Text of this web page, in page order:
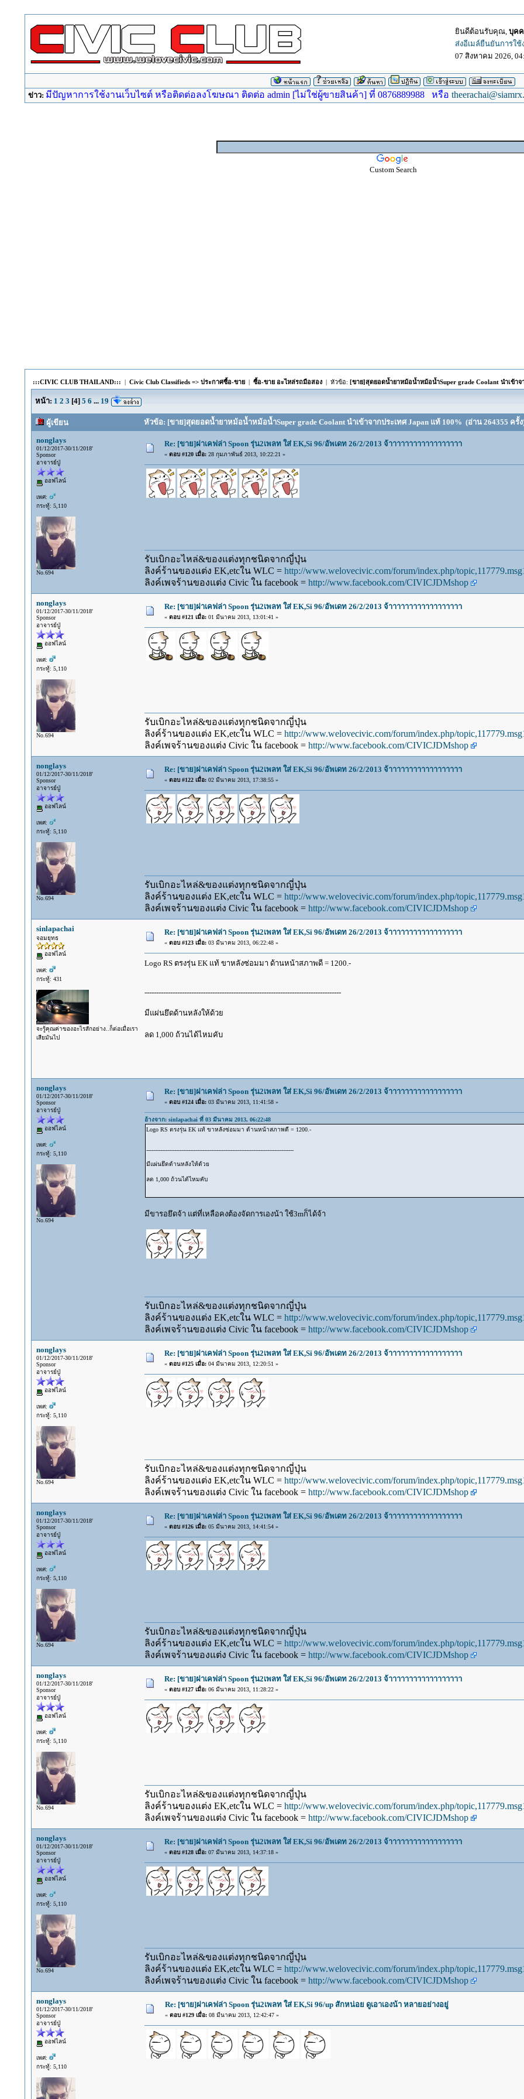
ยินดีต้อนรับคุณ, บุค
ส่งอีเมล์ยืนยันการใช้
07 สิงหาคม 2026,
ข่าว: มีปัญหาการใช้งานเว็บไซต์ หรือติดต่อลงโฆษณา ติดต่อ admin [ไม่ใช่ผู้ขายสินค้า] ที่ 0876889988 หรือ
Custom Search
:::CIVIC CLUB THAILAND::: | Civic Club Classifieds => ประกาศซื้อ-ขาย| ซื้อ-ขาย อะไหล่รถมือสอง| หัวข้อ: [ขาย]สุดยอดน้ำยาหม้อน้ำหม้อน้ำSuper grade Coolant นำเข้าจ
หน้า: 1 2 3 [4] 5 6 ... 19
ผู้เขียน หัวข้อ: [ขาย]สุดยอดน้ำยาหม้อน้ำหม้อน้ำSuper grade Coolant นำเข้าจากประเทศ Japan แท้ 100% (อ่าน 264355 ครั้ง
nonglays
01/12/2017-30/11/2018'
Sponsor
อาจารย์ปู่
ออฟไลน์
เพศ:
กระทู้: 5,110
No.694
Re: [ขาย]ฝาเคฟล่า Spoon รุ่น2เพลท ใส่ EK,Si 96/อัพเดท 26/2/2013 จ้าาาาาาาาาาาาาาาาาา
« ตอบ #120 เมื่อ:28 กุมภาพันธ์ 2013, 10:22:21 »
รับเบิกอะไหล่&ของแต่งทุกชนิดจากญี่ปุ่น
ลิงค์ร้านของแต่ง EK,etcใน WLC = http://www.welovecivic.com/forum/index.php/
ลิงค์เพจร้านของแต่ง Civic ใน facebook = http://www.facebook.com/CIVICJDMshop
nonglays
01/12/2017-30/11/2018'
Sponsor
อาจารย์ปู่
ออฟไลน์
เพศ:
กระทู้: 5,110
No.694
Re: [ขาย]ฝาเคฟล่า Spoon รุ่น2เพลท ใส่ EK,Si 96/อัพเดท 26/2/2013 จ้าาาาาาาาาาาาาาาาาา
« ตอบ #121 เมื่อ:01 มีนาคม 2013, 13:01:41 »
รับเบิกอะไหล่&ของแต่งทุกชนิดจากญี่ปุ่น
ลิงค์ร้านของแต่ง EK,etcใน WLC = http://www.welovecivic.com/forum/index.php/
ลิงค์เพจร้านของแต่ง Civic ใน facebook = http://www.facebook.com/CIVICJDMshop
nonglays
01/12/2017-30/11/2018'
Sponsor
อาจารย์ปู่
ออฟไลน์
เพศ:
กระทู้: 5,110
No.694
Re: [ขาย]ฝาเคฟล่า Spoon รุ่น2เพลท ใส่ EK,Si 96/อัพเดท 26/2/2013 จ้าาาาาาาาาาาาาาาาาา
« ตอบ #122 เมื่อ:02 มีนาคม 2013, 17:38:55 »
รับเบิกอะไหล่&ของแต่งทุกชนิดจากญี่ปุ่น
ลิงค์ร้านของแต่ง EK,etcใน WLC = http://www.welovecivic.com/forum/index.php/
ลิงค์เพจร้านของแต่ง Civic ใน facebook = http://www.facebook.com/CIVICJDMshop
sinlapachai
จอมยุทธ
ออฟไลน์
เพศ:
กระทู้: 431
จะรู้คุณค่าของอะไรสักอย่าง..ก็ต่อเมื่อเรา
เสียมันไป
Re: [ขาย]ฝาเคฟล่า Spoon รุ่น2เพลท ใส่ EK,Si 96/อัพเดท 26/2/2013 จ้าาาาาาาาาาาาาาาาาา
« ตอบ #123 เมื่อ:03 มีนาคม 2013, 06:22:48 »
Logo RS ตรงรุ่น EK แท้ ขาหลังซ่อมมา ด้านหน้าสภาพดี = 1200.-
------------------------------------------------------------------------------------
มีแผ่นยึดด้านหลังให้ด้วย
ลด 1,000 ถ้วนได้ไหมคับ
nonglays
01/12/2017-30/11/2018'
Sponsor
อาจารย์ปู่
ออฟไลน์
เพศ:
กระทู้: 5,110
No.694
Re: [ขาย]ฝาเคฟล่า Spoon รุ่น2เพลท ใส่ EK,Si 96/อัพเดท 26/2/2013 จ้าาาาาาาาาาาาาาาาาา
« ตอบ #124 เมื่อ:03 มีนาคม 2013, 11:41:58 »
อ้างจาก: sinlapachai ที่ 03 มีนาคม 2013, 06:22:48
Logo RS ตรงรุ่น EK แท้ ขาหลังซ่อมมา ด้านหน้าสภาพดี = 1200.-
------------------------------------------------------------------------------------
มีแผ่นยึดด้านหลังให้ด้วย
ลด 1,000 ถ้วนได้ไหมคับ
มีขารอยึดจ้า แต่ที่เหลือคงต้องจัดการเองน้า ใช้3mก็ได้จ้า
รับเบิกอะไหล่&ของแต่งทุกชนิดจากญี่ปุ่น
ลิงค์ร้านของแต่ง EK,etcใน WLC = http://www.welovecivic.com/forum/index.php/
ลิงค์เพจร้านของแต่ง Civic ใน facebook = http://www.facebook.com/CIVICJDMshop
nonglays
01/12/2017-30/11/2018'
Sponsor
อาจารย์ปู่
ออฟไลน์
เพศ:
กระทู้: 5,110
No.694
Re: [ขาย]ฝาเคฟล่า Spoon รุ่น2เพลท ใส่ EK,Si 96/อัพเดท 26/2/2013 จ้าาาาาาาาาาาาาาาาาา
« ตอบ #125 เมื่อ:04 มีนาคม 2013, 12:20:51 »
รับเบิกอะไหล่&ของแต่งทุกชนิดจากญี่ปุ่น
ลิงค์ร้านของแต่ง EK,etcใน WLC = http://www.welovecivic.com/forum/index.php/
ลิงค์เพจร้านของแต่ง Civic ใน facebook = http://www.facebook.com/CIVICJDMshop
nonglays
01/12/2017-30/11/2018'
Sponsor
อาจารย์ปู่
ออฟไลน์
เพศ:
กระทู้: 5,110
No.694
Re: [ขาย]ฝาเคฟล่า Spoon รุ่น2เพลท ใส่ EK,Si 96/อัพเดท 26/2/2013 จ้าาาาาาาาาาาาาาาาาา
« ตอบ #126 เมื่อ:05 มีนาคม 2013, 14:41:54 »
รับเบิกอะไหล่&ของแต่งทุกชนิดจากญี่ปุ่น
ลิงค์ร้านของแต่ง EK,etcใน WLC = http://www.welovecivic.com/forum/index.php/
ลิงค์เพจร้านของแต่ง Civic ใน facebook = http://www.facebook.com/CIVICJDMshop
nonglays
01/12/2017-30/11/2018'
Sponsor
อาจารย์ปู่
ออฟไลน์
เพศ:
กระทู้: 5,110
No.694
Re: [ขาย]ฝาเคฟล่า Spoon รุ่น2เพลท ใส่ EK,Si 96/อัพเดท 26/2/2013 จ้าาาาาาาาาาาาาาาาาา
« ตอบ #127 เมื่อ:06 มีนาคม 2013, 11:28:22 »
รับเบิกอะไหล่&ของแต่งทุกชนิดจากญี่ปุ่น
ลิงค์ร้านของแต่ง EK,etcใน WLC = http://www.welovecivic.com/forum/index.php/
ลิงค์เพจร้านของแต่ง Civic ใน facebook = http://www.facebook.com/CIVICJDMshop
nonglays
01/12/2017-30/11/2018'
Sponsor
อาจารย์ปู่
ออฟไลน์
เพศ:
กระทู้: 5,110
No.694
Re: [ขาย]ฝาเคฟล่า Spoon รุ่น2เพลท ใส่ EK,Si 96/อัพเดท 26/2/2013 จ้าาาาาาาาาาาาาาาาาา
« ตอบ #128 เมื่อ:07 มีนาคม 2013, 14:37:18 »
รับเบิกอะไหล่&ของแต่งทุกชนิดจากญี่ปุ่น
ลิงค์ร้านของแต่ง EK,etcใน WLC = http://www.welovecivic.com/forum/index.php/
ลิงค์เพจร้านของแต่ง Civic ใน facebook = http://www.facebook.com/CIVICJDMshop
nonglays
01/12/2017-30/11/2018'
Sponsor
อาจารย์ปู่
ออฟไลน์
เพศ:
กระทู้: 5,110
Re: [ขาย]ฝาเคฟล่า Spoon รุ่น2เพลท ใส่ EK,Si 96/up สักหน่อย ดูเอาเองน้า หลายอย่างอยู่
« ตอบ #129 เมื่อ:08 มีนาคม 2013, 12:42:47 »